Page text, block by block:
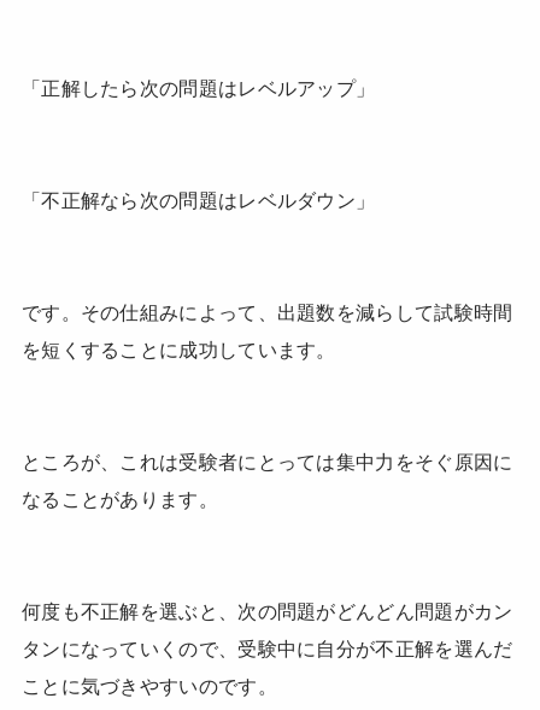
「正解したら次の問題はレベルアップ」
「不正解なら次の問題はレベルダウン」
です。その仕組みによって、出題数を減らして試験時間
を短くすることに成功しています。
ところが、これは受験者にとっては集中力をそぐ原因に
なることがあります。
何度も不正解を選ぶと、次の問題がどんどん問題がカン
タンになっていくので、受験中に自分が不正解を選んだ
ことに気づきやすいのです。